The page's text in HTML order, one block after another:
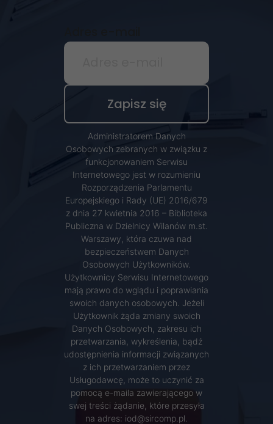
Administratorem Danych
Osobowych zebranych w związku z
funkcjonowaniem Serwisu
Internetowego jest w rozumieniu
Rozporządzenia Parlamentu
Europejskiego i Rady (UE) 2016/679
z dnia 27 kwietnia 2016 – Biblioteka
Publiczna w Dzielnicy Wilanów m.st.
Warszawy, która czuwa nad
bezpieczeństwem Danych
Osobowych Użytkowników.
Użytkownicy Serwisu Internetowego
mają prawo do wglądu i poprawiania
swoich danych osobowych. Jeżeli
Użytkownik żąda zmiany swoich
Danych Osobowych, zakresu ich
przetwarzania, wykreślenia, bądź
udostępnienia informacji związanych
z ich przetwarzaniem przez
Usługodawcę, może to uczynić za
pomocą e-maila zawierającego w
swej treści żądanie, które przesyła
na adres: iod@sircomp.pl.